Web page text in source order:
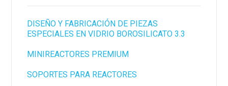
DISEÑO Y FABRICACIÓN DE PIEZAS
ESPECIALES EN VIDRIO BOROSILICATO 3.3
MINIREACTORES PREMIUM
SOPORTES PARA REACTORES